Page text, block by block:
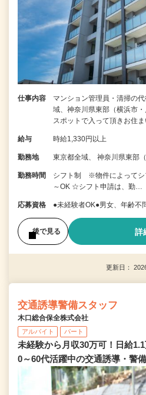
仕事内容
マンション管理員・清掃の
域、神奈川県東部（横浜市
スポットで入って頂きお住
給与 時給1,330円以上
勤務地 東京都全域、 神奈川県東部（
勤務時間
シフト制 ※物件によってシ
～OK ☆シフト申請は、勤…
応募資格 ●未経験者OK●男女、年齢不
後で見る 詳
更新日：
交通誘導警備スタッフ
木口総合保全株式会社
アルバイト パート
未経験から月収30万可！日給
0～60代活躍中の交通誘導・警